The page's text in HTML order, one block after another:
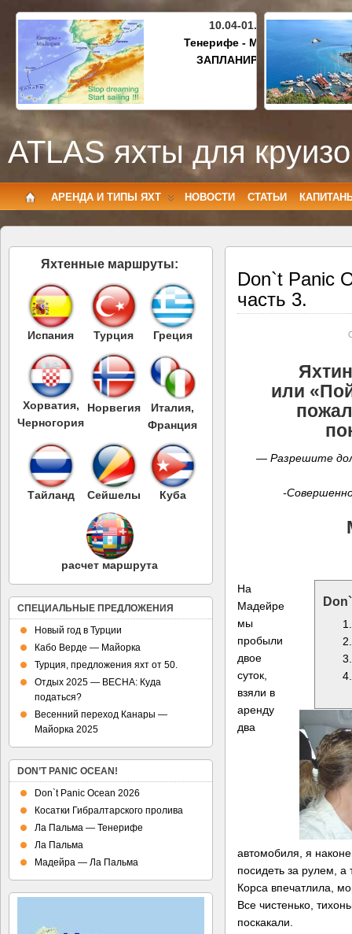
10.04-01.05.2027
Тенерифе - Майорка
ЗАПЛАНИРОВАНО
ATLAS яхты для
АРЕНДА И ТИПЫ ЯХТ НОВОСТИ СТАТЬИ
Don`t Panic
часть 3.
или
— Разрешите
-
На
Мадейре
мы
пробыли
двое
суток,
взяли в
аренду
два
автомобиля, я
посидеть за рулем, а
Корса впечатлила,
Все чистенько,
поскакали.
Яхтенные маршруты:
Испания Турция Греция
Хорватия,
Черногория
Норвегия
Италия,
Франция
Тайланд Сейшелы Куба
расчет маршрута
СПЕЦИАЛЬНЫЕ ПРЕДЛОЖЕНИЯ
Новый год в Турции
Кабо Верде — Майорка
Турция, предложения яхт от 50.
Отдых 2025 — ВЕСНА: Куда
податься?
Весенний переход Канары —
Майорка 2025
DON’T PANIC OCEAN!
Don`t Panic Ocean 2026
Косатки Гибралтарского пролива
Ла Пальма — Тенерифе
Ла Пальма
Мадейра — Ла Пальма